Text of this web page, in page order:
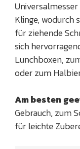
Klinge, wodurch
für ziehende
sich
Lunchboxen,
oder zum
Am besten
Gebrauch, zum
für leichte